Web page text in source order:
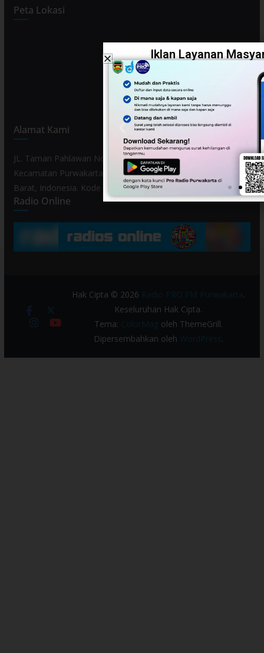
Peta Lokasi
Alamat Kami
JL. Taman Pahlawan No. 80, Kelurahan Purwamekar,
Kecamatan Purwakarta, Kabupaten Purwakarta, Provinsi Jawa
Barat, Indonesia. Kode Pos 41119.
Radio Online
Hak Cipta © 2026 Radio PRO FM Purwakarta.
Keseluruhan Hak Cipta.
Tema: ColorMagoleh ThemeGrill.
Dipersembahkan oleh WordPress .
Iklan Layanan